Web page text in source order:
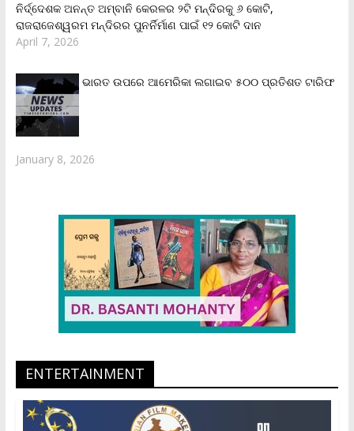
ନିର୍ଦ୍ଦେଶକ ଅନନ୍ତ ଅମ୍ବାନି କେରଳର ୨ଟି ମନ୍ଦିରକୁ ୬ କୋଟି,
ରାଜରାଜେଶ୍ୱରମ ମନ୍ଦିରର ପୁନର୍ନିର୍ମାଣ ପାଇଁ ୧୨ କୋଟି ଦାନ
April 7, 2026
ଭାରତ ଉପରେ ଆମେରିକା ଲଗାଇବ ୫୦୦ ପ୍ରତିଶତ ଟାରିଫ
January 8, 2026
ENTERTAINMENT